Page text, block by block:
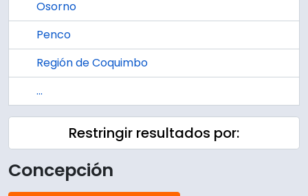
Osorno
Penco
Región de Coquimbo
...
Restringir resultados por:
Concepción